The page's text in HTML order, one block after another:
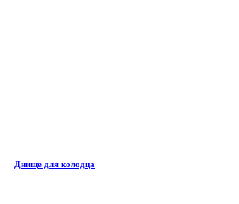
Днище для колодца